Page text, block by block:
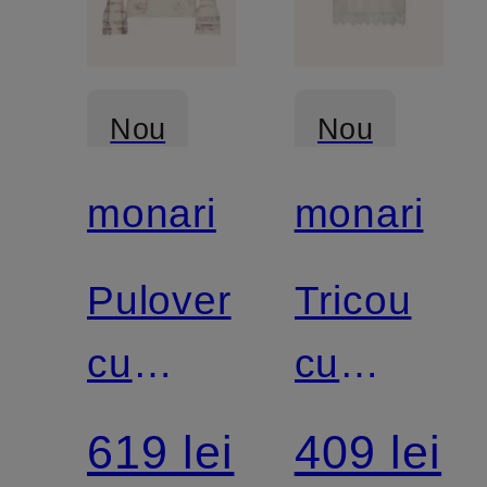
Nou
monari
Pulover
cu
volane
619 lei
Nou
monari
Tricou
cu
dantelă
409 lei